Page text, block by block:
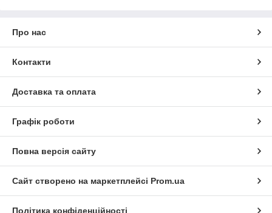
Про нас
Контакти
Доставка та оплата
Графік роботи
Повна версія сайту
Сайт створено на маркетплейсі Prom.ua
Політика конфіденційності